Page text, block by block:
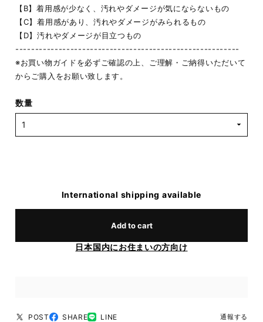
【B】着用感が少なく、汚れやダメージが気にならないもの
【C】着用感があり、汚れやダメージがみられるもの
【D】汚れやダメージが目立つもの
---------------------------------------------------------
※お買い物ガイドを必ずご確認の上、ご理解・ご納得いただいて
からご購入をお願い致します。
数量
International shipping available
Add to cart
日本国内にお住まいの方向け
POST SHARE LINE 通報する